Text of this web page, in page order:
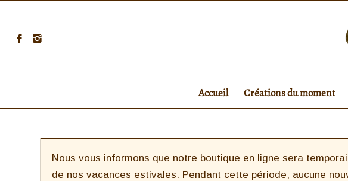
Accueil Créations du moment
Nous vous informons que notre boutique en ligne sera
de nos vacances estivales. Pendant cette période, aucune